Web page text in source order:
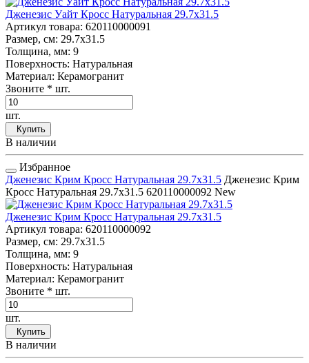
Дженезис Уайт Кросс Натуральная 29.7x31.5
Артикул товара: 620110000091
Размер, см: 29.7x31.5
Толщина, мм: 9
Поверхность: Натуральная
Материал: Керамогранит
Звоните * шт.
шт.
Купить
В наличии
Избранное
Дженезис Крим Кросс Натуральная 29.7x31.5 Дженезис Крим
Кросс Натуральная 29.7x31.5 620110000092 New
Дженезис Крим Кросс Натуральная 29.7x31.5
Артикул товара: 620110000092
Размер, см: 29.7x31.5
Толщина, мм: 9
Поверхность: Натуральная
Материал: Керамогранит
Звоните * шт.
шт.
Купить
В наличии